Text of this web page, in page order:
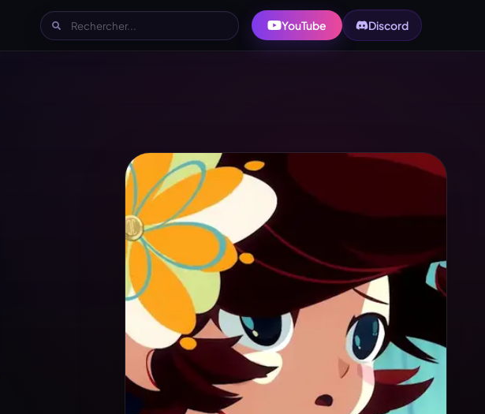
YouTube Discord